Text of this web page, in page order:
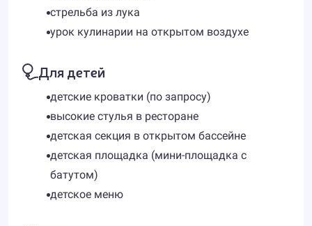
стрельба из лука
урок кулинарии на открытом воздухе
Для детей
детские кроватки (по запросу)
высокие стулья в ресторане
детская секция в открытом бассейне
детская площадка (мини-площадка с
батутом)
детское меню